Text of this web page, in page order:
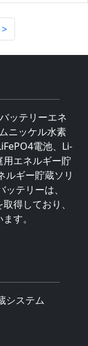
>
ッテリーエネ
ニッケル水素
電池、Li-
エネルギー貯
ルギー貯蔵ソリ
テリーは、
得しており、
す。
システム